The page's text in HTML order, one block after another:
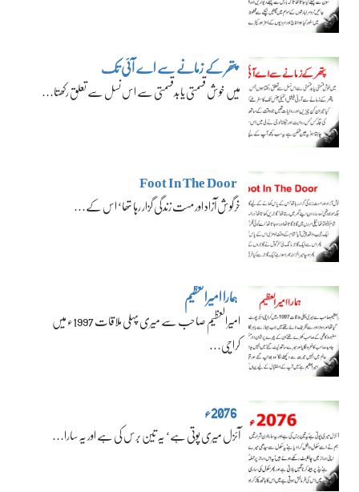
پتھر کے زمانے سے اے آئی تک
میں خوش قسمتی یا بدقسمتی سے اس نسل سے تعلق رکھتا…
Foot In The Door
خرگوش آزاد اور مست زندگی گزار رہا تھا‘ اس کے…
ہمارا امیرالعظیم
امیرالعظیم صاحب سے میری پہلی ملاقات 1997ء میں
کراچی…
2076ء
آئزل میری پوتی ہے‘ یہ تین برس کی ہے اور یہ سارا…